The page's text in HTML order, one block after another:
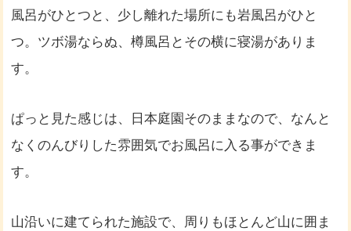
風呂がひとつと、少し離れた場所にも岩風呂がひと
つ。ツボ湯ならぬ、樽風呂とその横に寝湯がありま
す。
ぱっと見た感じは、日本庭園そのままなので、なんと
なくのんびりした雰囲気でお風呂に入る事ができま
す。
山沿いに建てられた施設で、周りもほとんど山に囲ま